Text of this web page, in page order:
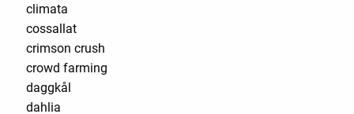
climata
cossallat
crimson crush
crowd farming
daggkål
dahlia